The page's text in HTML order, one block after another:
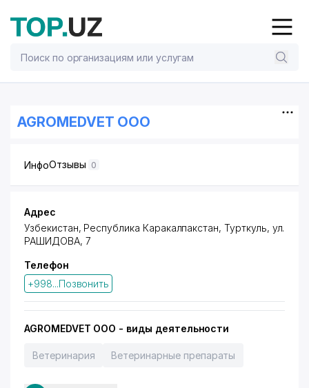
AGROMEDVET ООО
ИнфоОтзывы 0
Адрес
Узбекистан, Республика Каракалпакстан,Турткуль, ул.
РАШИДОВА, 7
Телефон
+998...Позвонить
AGROMEDVET ООО - виды деятельности
Ветеринария Ветеринарные препараты